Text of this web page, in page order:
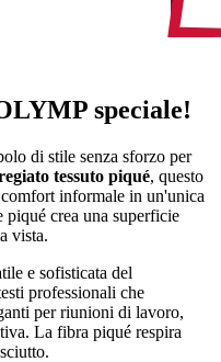
speciale!
di stile senza sforzo per
tessuto piqué, questo
informale in un'unica
crea una superficie
vista.
e sofisticata del
professionali che
per riunioni di lavoro,
La fibra piqué respira